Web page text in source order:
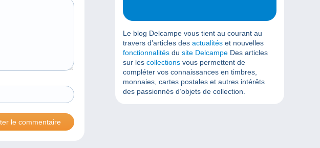
Le blog Delcampe vous tient au courant au
travers d’articles des actualités et nouvelles
fonctionnalités du site Delcampe Des articles
sur les collections vous permettent de
compléter vos connaissances en timbres,
monnaies, cartes postales et autres intérêts
des passionnés d’objets de collection.